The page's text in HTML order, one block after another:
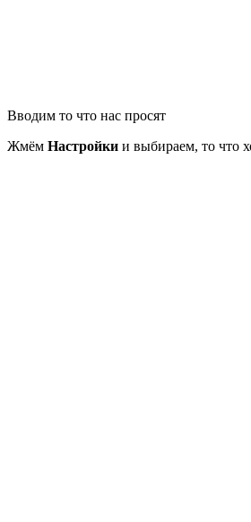
Вводим то что нас просят
Жмём Настройки и выбираем, то что